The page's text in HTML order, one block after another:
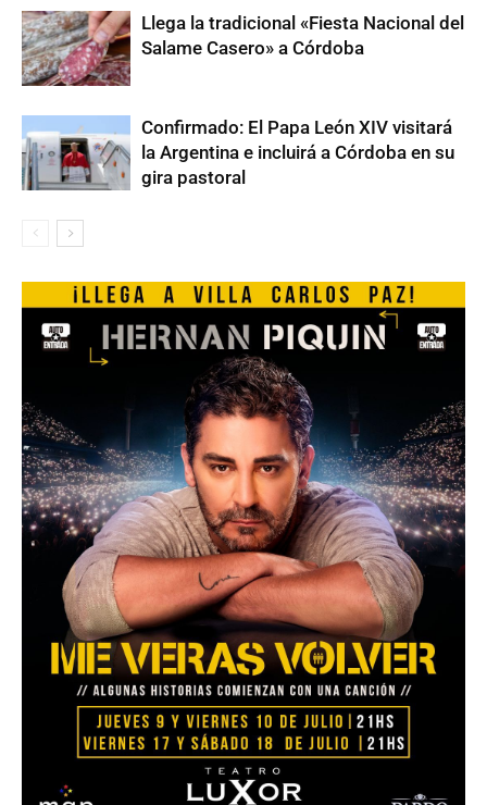
Llega la tradicional «Fiesta Nacional del
Salame Casero» a Córdoba
Confirmado: El Papa León XIV visitará
la Argentina e incluirá a Córdoba en su
gira pastoral